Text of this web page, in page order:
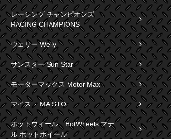
レーシング チャンピオンズ
RACING CHAMPIONS
ウェリー Welly
サンスター Sun Star
モーターマックス Motor Max
マイスト MAISTO
ホットウィール HotWheels マテ
ル ホットホイール